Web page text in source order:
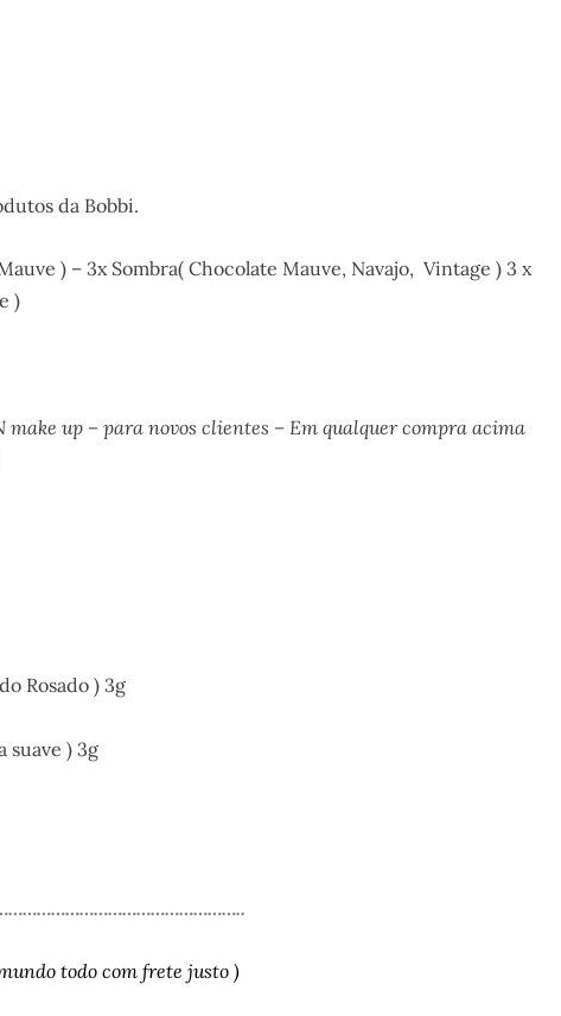
da Bobbi.
) – 3x Sombra( Chocolate Mauve, Navajo, Vintage ) 3 x
)
make up – para novos clientes – Em qualquer compra acima
Rosado ) 3g
suave ) 3g
todo com frete justo )